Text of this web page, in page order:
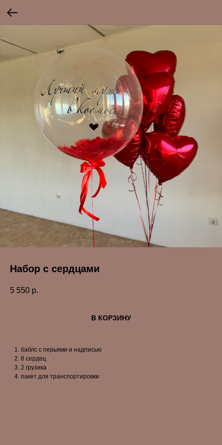
Набор с сердцами
5 550 р.
В КОРЗИНУ
баблс с перьями и надписью
8 сердец
2 грузика
пакет для транспортировки